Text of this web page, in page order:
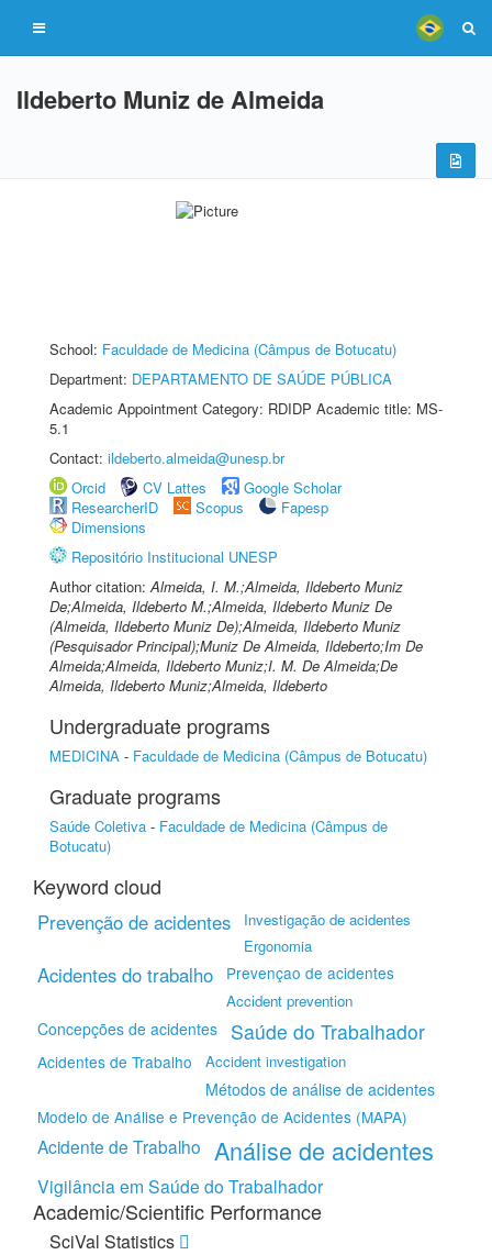
Ildeberto Muniz de Almeida
School: Faculdade de Medicina (Câmpus de Botucatu)
Department: DEPARTAMENTO DE SAÚDE PÚBLICA
Academic Appointment Category: RDIDP Academic title: MS-
5.1
Contact: ildeberto.almeida@unesp.br
Orcid
CV Lattes
Google Scholar
ResearcherID
Scopus
Fapesp
Dimensions
Repositório Institucional UNESP
Author citation:Almeida, I. M.;Almeida, Ildeberto Muniz
De;Almeida, Ildeberto M.;Almeida, Ildeberto Muniz De
(Almeida, Ildeberto Muniz De);Almeida, Ildeberto Muniz
(Pesquisador Principal);Muniz De Almeida, Ildeberto;Im De
Almeida;Almeida, Ildeberto Muniz;I. M. De Almeida;De
Almeida, Ildeberto Muniz;Almeida, Ildeberto
Undergraduate programs
MEDICINA - Faculdade de Medicina (Câmpus de Botucatu)
Graduate programs
Saúde Coletiva - Faculdade de Medicina (Câmpus de
Botucatu)
Keyword cloud
Prevenção de acidentes
Investigação de acidentes
Ergonomia
Acidentes do trabalho Prevençao de acidentes
Accident prevention
Concepções de acidentes Saúde do Trabalhador
Acidentes de Trabalho Accident investigation
Métodos de análise de acidentes
Modelo de Análise e Prevenção de Acidentes (MAPA)
Acidente de Trabalho Análise de acidentes
Vigilância em Saúde do Trabalhador
Academic/Scientific Performance
SciVal Statistics